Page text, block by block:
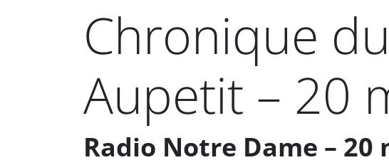
Chronique
Aupetit – 20
Radio Notre Dame – 20